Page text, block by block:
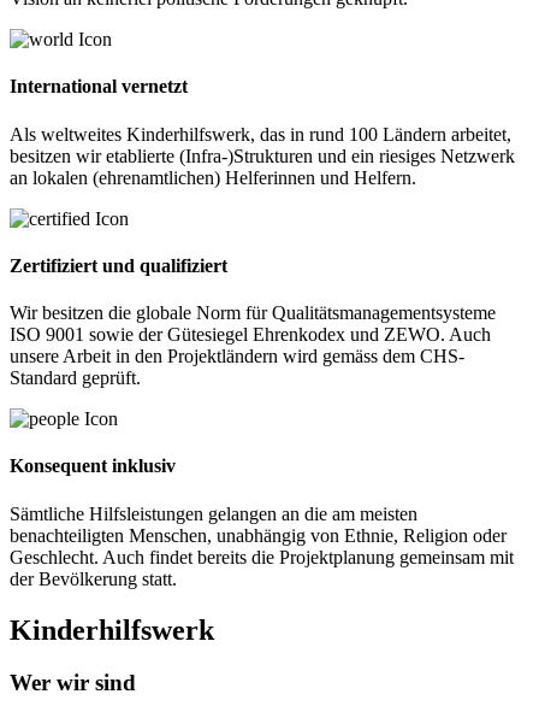
International vernetzt
Als weltweites Kinderhilfswerk, das in rund 100 Ländern arbeitet,
besitzen wir etablierte (Infra-)Strukturen und ein riesiges Netzwerk
an lokalen (ehrenamtlichen) Helferinnen und Helfern.
Zertifiziert und qualifiziert
Wir besitzen die globale Norm für Qualitäts­management­systeme
ISO 9001 sowie der Gütesiegel Ehrenkodex und ZEWO. Auch
unsere Arbeit in den Projektländern wird gemäss dem CHS-
Standard geprüft.
Konsequent inklusiv
Sämtliche Hilfsleistungen gelangen an die am meisten
benachteiligten Menschen, unabhängig von Ethnie, Religion oder
Geschlecht. Auch findet bereits die Projektplanung gemeinsam mit
der Bevölkerung statt.
Kinderhilfswerk
Wer wir sind